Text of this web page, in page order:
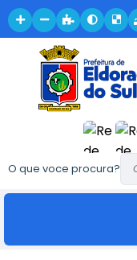
O que voce procura?